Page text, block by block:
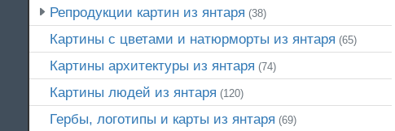
Репродукции картин из янтаря (38)
Картины с цветами и натюрморты из янтаря (65)
Картины архитектуры из янтаря (74)
Картины людей из янтаря (120)
Гербы, логотипы и карты из янтаря (69)